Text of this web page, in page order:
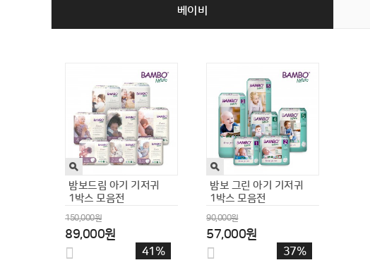
베이비
짐플리키즈 유아입욕제
목욕놀이 바프포션 7250
53,400원
37,200원
30%
짐플리키즈
유아버블클렌저 버블건
15,300원
6,500원